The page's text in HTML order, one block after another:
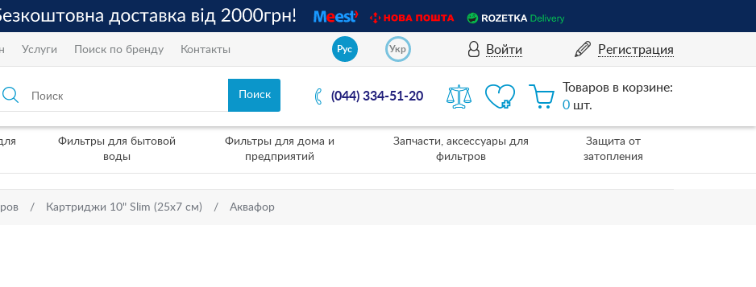
Услуги Поиск по бренду Контакты Рус Укр Войти Регистрация
(044) 334-51-20
Товаров в корзине:
0 шт.
Фильтры для бытовой
воды
Фильтры для дома и
предприятий
Запчасти, аксессуары для
фильтров
Защита от
затопления
Картриджи 10" Slim (25х7 см) Аквафор